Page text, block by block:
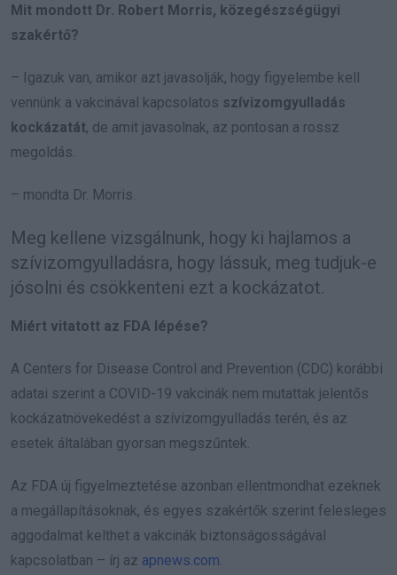
Mit mondott Dr. Robert Morris, közegészségügyi
szakértő?
– Igazuk van, amikor azt javasolják, hogy figyelembe kell
vennünk a vakcinával kapcsolatos szívizomgyulladás
kockázatát, de amit javasolnak, az pontosan a rossz
megoldás.
– mondta Dr. Morris.
Meg kellene vizsgálnunk, hogy ki hajlamos a
szívizomgyulladásra, hogy lássuk, meg tudjuk-e
jósolni és csökkenteni ezt a kockázatot.
Miért vitatott az FDA lépése?
A Centers for Disease Control and Prevention (CDC) korábbi
adatai szerint a COVID-19 vakcinák nem mutattak jelentős
kockázatnövekedést a szívizomgyulladás terén, és az
esetek általában gyorsan megszűntek.
Az FDA új figyelmeztetése azonban ellentmondhat ezeknek
a megállapításoknak, és egyes szakértők szerint felesleges
aggodalmat kelthet a vakcinák biztonságosságával
kapcsolatban – írj az apnews.com.